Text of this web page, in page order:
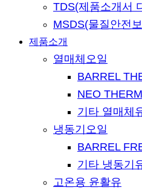
TDS(제품소개서
MSDS(물질안전
제품소개
열매체오일
BARREL
NEO
기타 열매체
냉동기오일
BARREL
기타 냉동기
고온용 윤활유